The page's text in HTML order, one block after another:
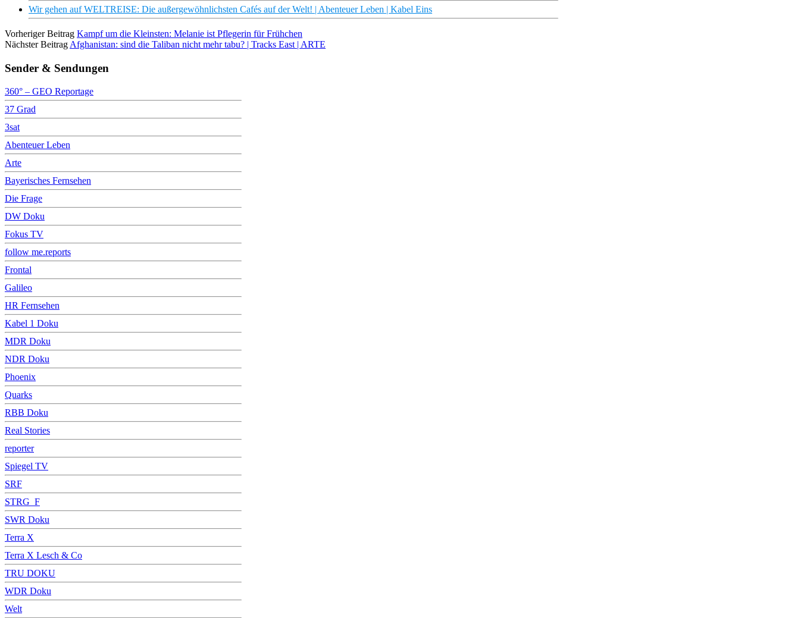
Wir gehen auf WELTREISE: Die außergewöhnlichsten Cafés auf der Welt! | Abenteuer Leben | Kabel Eins
Vorheriger Beitrag Kampf um die Kleinsten: Melanie ist Pflegerin für Frühchen
Nächster Beitrag Afghanistan: sind die Taliban nicht mehr tabu? | Tracks East | ARTE
Sender & Sendungen
360° – GEO Reportage
37 Grad
3sat
Abenteuer Leben
Arte
Bayerisches Fernsehen
Die Frage
DW Doku
Fokus TV
follow me.reports
Frontal
Galileo
HR Fernsehen
Kabel 1 Doku
MDR Doku
NDR Doku
Phoenix
Quarks
RBB Doku
Real Stories
reporter
Spiegel TV
SRF
STRG_F
SWR Doku
Terra X
Terra X Lesch & Co
TRU DOKU
WDR Doku
Welt